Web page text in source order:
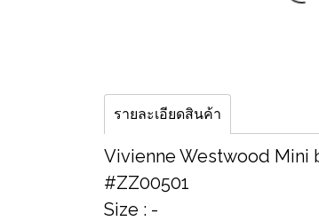
รายละเอียดสินค้า
Vivienne Westwood Mini
#ZZ00501
Size : -